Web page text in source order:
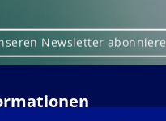
Newsletter